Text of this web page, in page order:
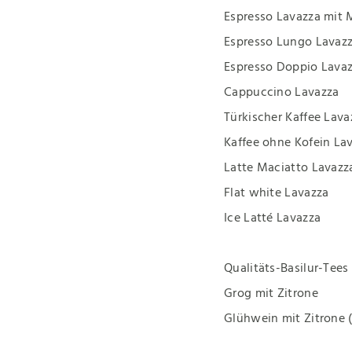
Espresso Lavazza mit
Espresso Lungo
Espresso Doppio
Cappuccino Lavazza
Türkischer Kaffee
Kaffee ohne Kofein
Latte Maciatto
Flat white Lavazza
Ice Latté Lavazza
Qualitäts-Basilur-Tees
Grog mit Zitrone
Glühwein mit Zitrone